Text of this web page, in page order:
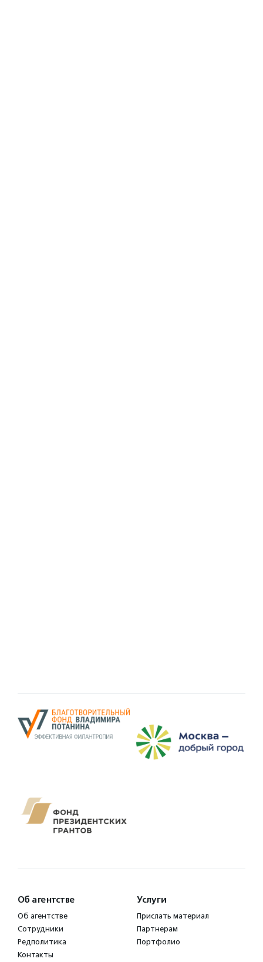
Об агентстве
Об агентстве
Сотрудники
Редполитика
Контакты
Услуги
Прислать материал
Партнерам
Портфолио